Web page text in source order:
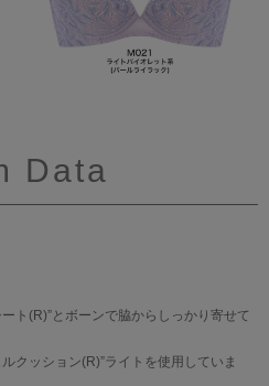
Data
ト(R)”とボーンで脇からしっかり寄せて
クッション(R)”ライトを使用していま